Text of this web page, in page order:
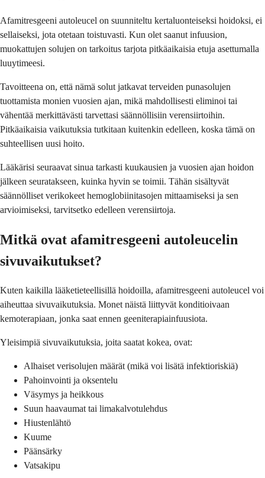
Afamitresgeeni autoleucel on suunniteltu kertaluonteiseksi hoidoksi, ei
sellaiseksi, jota otetaan toistuvasti. Kun olet saanut infuusion,
muokattujen solujen on tarkoitus tarjota pitkäaikaisia etuja asettumalla
luuytimeesi.
Tavoitteena on, että nämä solut jatkavat terveiden punasolujen
tuottamista monien vuosien ajan, mikä mahdollisesti eliminoi tai
vähentää merkittävästi tarvettasi säännöllisiin verensiirtoihin.
Pitkäaikaisia vaikutuksia tutkitaan kuitenkin edelleen, koska tämä on
suhteellisen uusi hoito.
Lääkärisi seuraavat sinua tarkasti kuukausien ja vuosien ajan hoidon
jälkeen seuratakseen, kuinka hyvin se toimii. Tähän sisältyvät
säännölliset verikokeet hemoglobiinitasojen mittaamiseksi ja sen
arvioimiseksi, tarvitsetko edelleen verensiirtoja.
Mitkä ovat afamitresgeeni autoleucelin
sivuvaikutukset?
Kuten kaikilla lääketieteellisillä hoidoilla, afamitresgeeni autoleucel voi
aiheuttaa sivuvaikutuksia. Monet näistä liittyvät konditioivaan
kemoterapiaan, jonka saat ennen geeniterapiainfuusiota.
Yleisimpiä sivuvaikutuksia, joita saatat kokea, ovat:
Alhaiset verisolujen määrät (mikä voi lisätä infektioriskiä)
Pahoinvointi ja oksentelu
Väsymys ja heikkous
Suun haavaumat tai limakalvotulehdus
Hiustenlähtö
Kuume
Päänsärky
Vatsakipu